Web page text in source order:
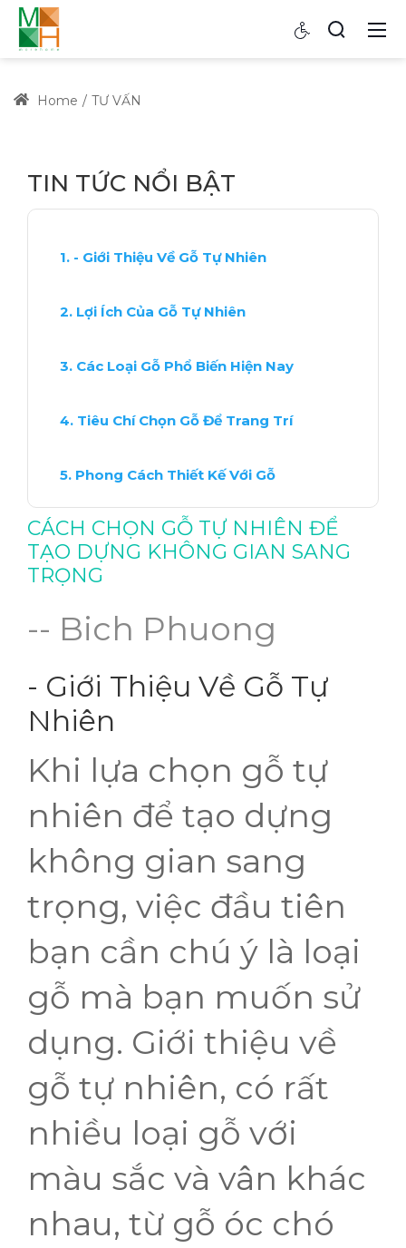
Home TƯ VẤN
TIN TỨC NỔI BẬT
- Giới Thiệu Về Gỗ Tự Nhiên
Lợi Ích Của Gỗ Tự Nhiên
Các Loại Gỗ Phổ Biến Hiện Nay
Tiêu Chí Chọn Gỗ Để Trang Trí
Phong Cách Thiết Kế Với Gỗ
Bảo Quản Gỗ Tự Nhiên Đúng Cách
Xu Hướng Sử Dụng Gỗ Trong Nội Thất
Các Mẫu Thiết Kế Sang Trọng
Kết Luận: Lựa Chọn Gỗ Thông Minh
CÁCH CHỌN GỖ TỰ NHIÊN ĐỂ
TẠO DỰNG KHÔNG GIAN SANG
TRỌNG
-- Bich Phuong
- Giới Thiệu Về Gỗ Tự
Nhiên
Khi lựa chọn gỗ tự
nhiên để tạo dựng
không gian sang
trọng, việc đầu tiên
bạn cần chú ý là loại
gỗ mà bạn muốn sử
dụng. Giới thiệu về
gỗ tự nhiên, có rất
nhiều loại gỗ với
màu sắc và vân khác
nhau, từ gỗ óc chó